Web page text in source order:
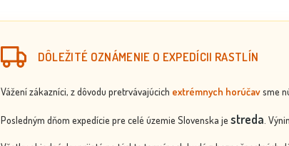
DÔLEŽITÉ OZNÁMENIE O EXPEDÍCII RASTLÍN
Vážení zákazníci, z dôvodu pretrvávajúcich extrémnych horúčavsme
Posledným dňom expedície pre celé územie Slovenska je streda .